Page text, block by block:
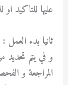
عليها للتاكيد
ثانيا بدء العمل :
و في يتم تحديد
المراجعة و